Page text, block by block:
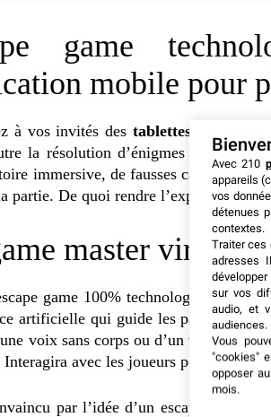
game
mobile pour
à vos invités des tablettes ou
la résolution d’énigmes en réalité
immersive, de fausses caméras de
partie. De quoi rendre l’expérience
master virtuel
game 100% technologique, vous
artificielle qui guide les participants
voix sans corps ou d’un visage en
avec les joueurs pour les
par l’idée d’un escape game
Avec 210
appareils
vos
détenues
contextes.
Traiter ces
adresses
sur vos
audio, et
audiences.
Vous
"cookies"
opposer
mois.